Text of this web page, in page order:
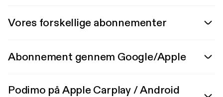
Vores forskellige abonnementer
Abonnement gennem Google/Apple
Podimo på Apple Carplay / Android